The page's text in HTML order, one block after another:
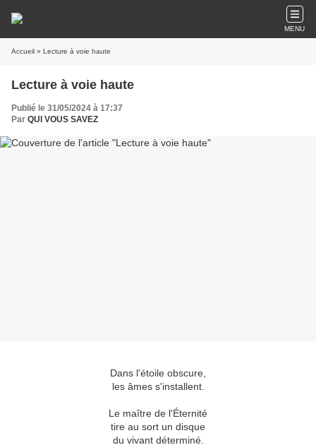
MENU
Accueil » Lecture à voie haute
Lecture à voie haute
Publié le 31/05/2024 à 17:37
Par QUI VOUS SAVEZ
Dans l'étoile obscure,
les âmes s'installent.
Le maître de l'Éternité
tire au sort un disque
du vivant déterminé.